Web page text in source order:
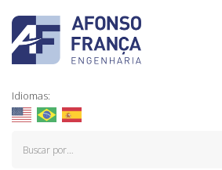
Idiomas: